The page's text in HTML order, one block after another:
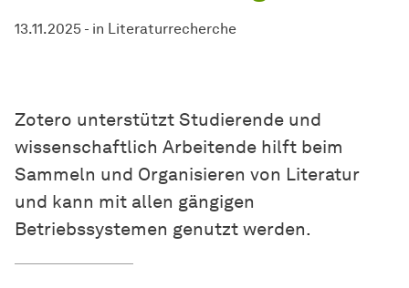
13.11.2025 - in Literaturrecherche
Zotero unterstützt Studierende und
wissenschaftlich Arbeitende hilft beim
Sammeln und Organisieren von Literatur
und kann mit allen gängigen
Betriebssystemen genutzt werden.